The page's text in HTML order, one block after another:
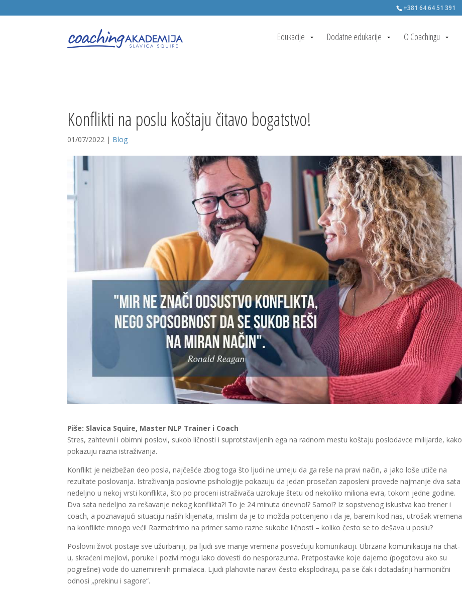
+381 64 64 51 391
Edukacije Dodatne edukacije O Coachingu
Konflikti na poslu koštaju čitavo bogatstvo!
01/07/2022 | Blog
Piše: Slavica Squire, Master NLP Trainer i Coach
Stres, zahtevni i obimni poslovi, sukob ličnosti i suprotstavljenih ega na radnom mestu koštaju poslodavce milijarde, kako
pokazuju razna istraživanja.
Konflikt je neizbežan deo posla, najčešće zbog toga što ljudi ne umeju da ga reše na pravi način, a jako loše utiče na
rezultate poslovanja. Istraživanja poslovne psihologije pokazuju da jedan prosečan zaposleni provede najmanje dva sata
nedeljno u nekoj vrsti konflikta, što po proceni istraživača uzrokuje štetu od nekoliko miliona evra, tokom jedne godine.
Dva sata nedeljno za rešavanje nekog konflikta?! To je 24 minuta dnevno!? Samo!? Iz sopstvenog iskustva kao trener i
coach, a poznavajući situaciju naših klijenata, mislim da je to možda potcenjeno i da je, barem kod nas, utrošak vremena
na konflikte mnogo veći! Razmotrimo na primer samo razne sukobe ličnosti – koliko često se to dešava u poslu?
Poslovni život postaje sve užurbaniji, pa ljudi sve manje vremena posvećuju komunikaciji. Ubrzana komunikacija na chat-
u, skraćeni mejlovi, poruke i pozivi mogu lako dovesti do nesporazuma. Pretpostavke koje dajemo (pogotovu ako su
pogrešne) vode do uznemirenih primalaca. Ljudi plahovite naravi često eksplodiraju, pa se čak i dotadašnji harmonični
odnosi „prekinu i sagore“.